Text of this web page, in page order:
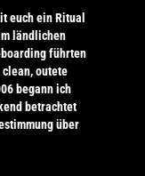
euch ein Ritual
ländlichen
führten
outete
begann ich
betrachtet
über